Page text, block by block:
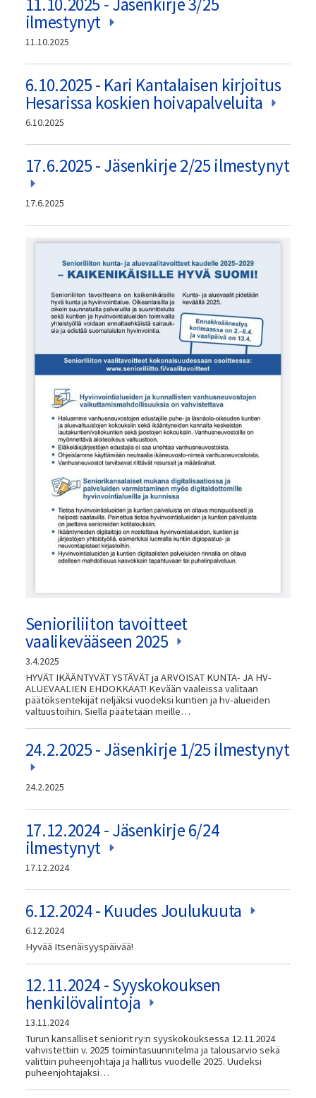
ilmestynyt
11.10.2025
6.10.2025 - Kari Kantalaisen kirjoitus
Hesarissa koskien hoivapalveluita
6.10.2025
17.6.2025 - Jäsenkirje 2/25 ilmestynyt
17.6.2025
Senioriliiton tavoitteet
vaalikevääseen 2025
3.4.2025
HYVÄT IKÄÄNTYVÄT YSTÄVÄT ja ARVOISAT KUNTA- JA HV-
ALUEVAALIEN EHDOKKAAT! Kevään vaaleissa valitaan
päätöksentekijät neljäksi vuodeksi kuntien ja hv-alueiden
valtuustoihin. Siellä päätetään meille…
24.2.2025 - Jäsenkirje 1/25 ilmestynyt
24.2.2025
17.12.2024 - Jäsenkirje 6/24
ilmestynyt
17.12.2024
6.12.2024 - Kuudes Joulukuuta
6.12.2024
Hyvää Itsenäisyyspäivää!
12.11.2024 - Syyskokouksen
henkilövalintoja
13.11.2024
Turun kansalliset seniorit ry:n syyskokouksessa 12.11.2024
vahvistettiin v. 2025 toimintasuunnitelma ja talousarvio sekä
valittiin puheenjohtaja ja hallitus vuodelle 2025. Uudeksi
puheenjohtajaksi…